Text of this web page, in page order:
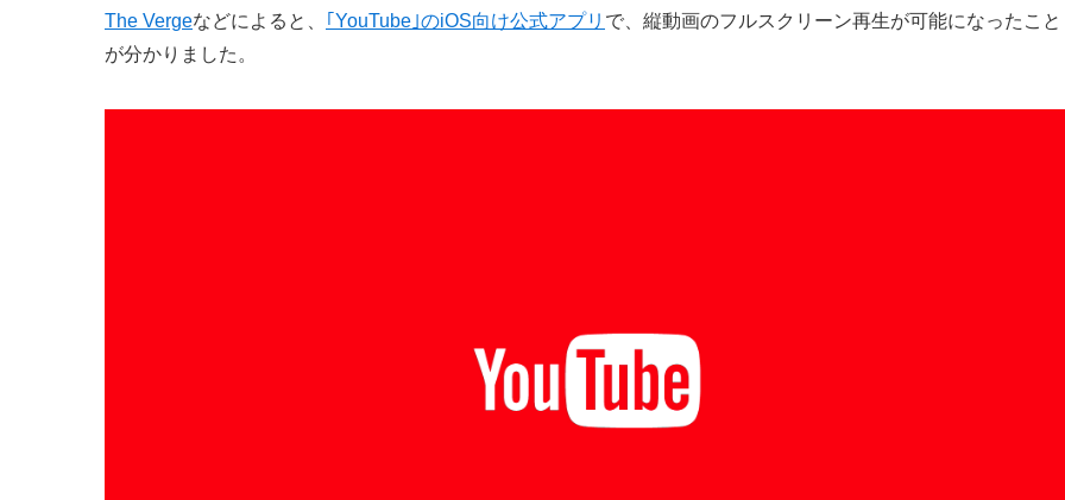
The Vergeなどによると、 ｢YouTube｣のiOS向け公式アプリ で、縦動画のフルスクリーン再生が可能になったこと
が分かりました。